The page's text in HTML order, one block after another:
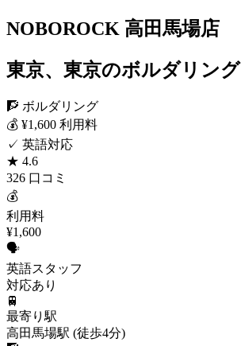
NOBOROCK 高田馬場店
東京、東京のボルダリン
🧗 ボルダリング
💰 ¥1,600 利用料
✓ 英語対応
★ 4.6
326 口コミ
💰
利用料
¥1,600
🗣️
英語スタッフ
対応あり
🚆
最寄り駅
高田馬場駅 (徒歩4分)